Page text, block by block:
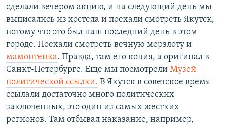
сделали вечером акцию, и на следующий день мы
выписались из хостела и поехали смотреть Якутск,
потому что это был наш последний день в этом
городе. Поехали смотреть вечную мерзлоту и
мамонтенка. Правда, там его копия, а оригинал в
Санкт-Петербурге. Еще мы посмотрели Музей
политической ссылки. В Якутск в советское время
ссылали достаточно много политических
заключенных, это один из самых жестких
регионов. Там отбывал наказание, например,